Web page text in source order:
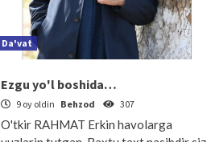
Da'vat
Ezgu yo'l boshida…
9 oy oldin Behzod 307
O'tkir RAHMAT Erkin havolarga